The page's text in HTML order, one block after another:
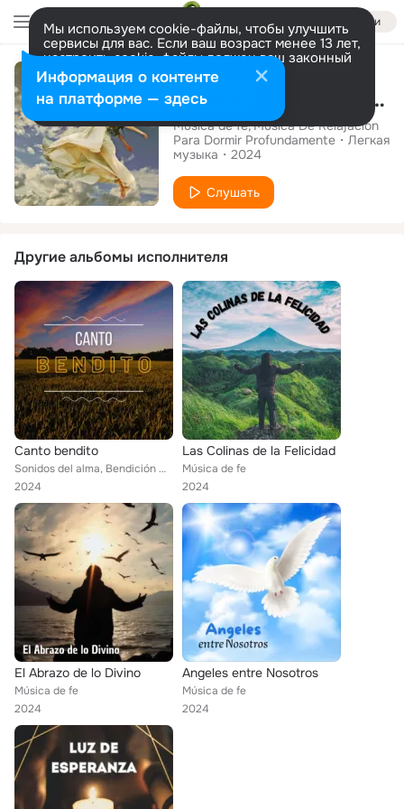
Войти
Мы используем cookie-файлы, чтобы улучшить
сервисы для вас. Если ваш возраст менее 13 лет,
настроить cookie-файлы должен ваш законный
представитель. Больше информации
Разрешить все Настроить Viaje al Centro del Alma (Musica)
Música de fe Musica De Relajacion
Para Dormir Profundamente
Легкая
музыка
2024
Слушать
Другие альбомы исполнителя
Canto bendito
Sonidos del alma, Bendición melódica, Música de fe
2024
Las Colinas de la Felicidad
Música de fe
2024
El Abrazo de lo Divino
Música de fe
2024
Angeles entre Nosotros
Música de fe
2024
Информация о контенте
на платформе — здесь